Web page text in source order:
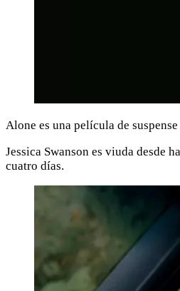
Alone es una película de
Jessica Swanson es viuda desde
cuatro días.